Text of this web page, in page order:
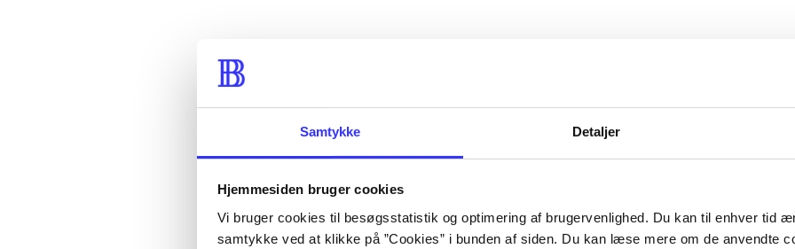
Samtykke Detaljer
Hjemmesiden bruger cookies
Vi bruger cookies til besøgsstatistik og optimering af brugervenlighed. Du kan til enhver tid
samtykke ved at klikke på ”Cookies” i bunden af siden. Du kan læse mere om de anvendte
...